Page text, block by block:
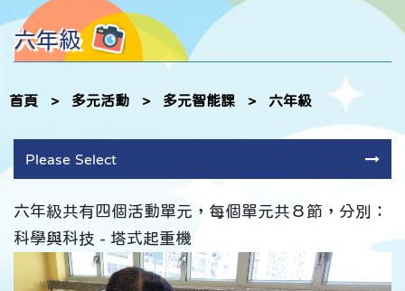
六年級
首頁 > 多元活動 > 多元智能課 > 六年級
Please Select
六年級共有四個活動單元，每個單元共８節，分別：
科學與科技 - 塔式起重機